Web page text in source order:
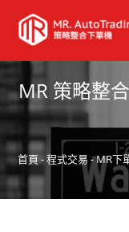
MR 策略整
首頁 -程式交易 -MR下